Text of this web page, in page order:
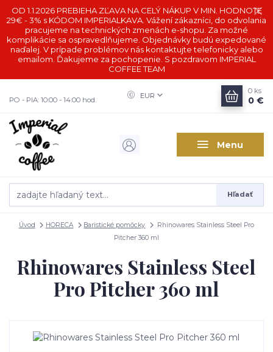
OD 1.1.2026 PREBIEHA ZĽAVA NA CELÝ NÁKUP V MIN. HODNOTE
29€ - 3% s KÓDOM IMPERIALKAVA. Vážení zákazníci, do odvolania
pracujeme na technických zmenách e-shopu. Za možné
komplikácie sa ospravedlňujeme. Objednávky budú expedované
naďalej. V prípade problémov nás kontaktujte telefonicky alebo
emailom. Ďakujeme za pochopenie. S pozdravom IMPERIAL
COFFEE TEAM
Menu
EUR
Hľadať
PO - PIA: 10:00 - 14:00 hod.
0 ks
0 €
Úvod HORECA Baristické pomôcky
Rhinowares Stainless Steel Pro
Pitcher 360 ml
Rhinowares Stainless Steel
Pro Pitcher 360 ml